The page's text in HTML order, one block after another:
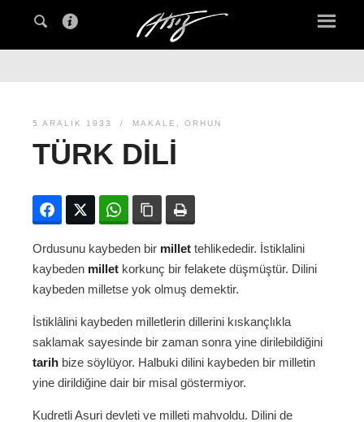
5 ARALIK 1933 MAKALE , ORHUN
TÜRK DILI
FacebookTwitter WhatsAppBağlanıyı kopyala
Ordusunu kaybeden bir millet tehlikededir. İstiklalini
kaybeden millet korkunç bir felakete düşmüştür. Dilini
kaybeden milletse yok olmuş demektir.
İstiklâlini kaybeden milletlerin dillerini kıskançlıkla
saklamak sayesinde bir zaman sonra yine dirilebildiğini
tarih bize söylüyor. Halbuki dilini kaybeden bir milletin
yine dirildiğine dair bir misal göstermiyor.
Kudretli Asuri devleti ve milleti mahvoldu. Dilini de